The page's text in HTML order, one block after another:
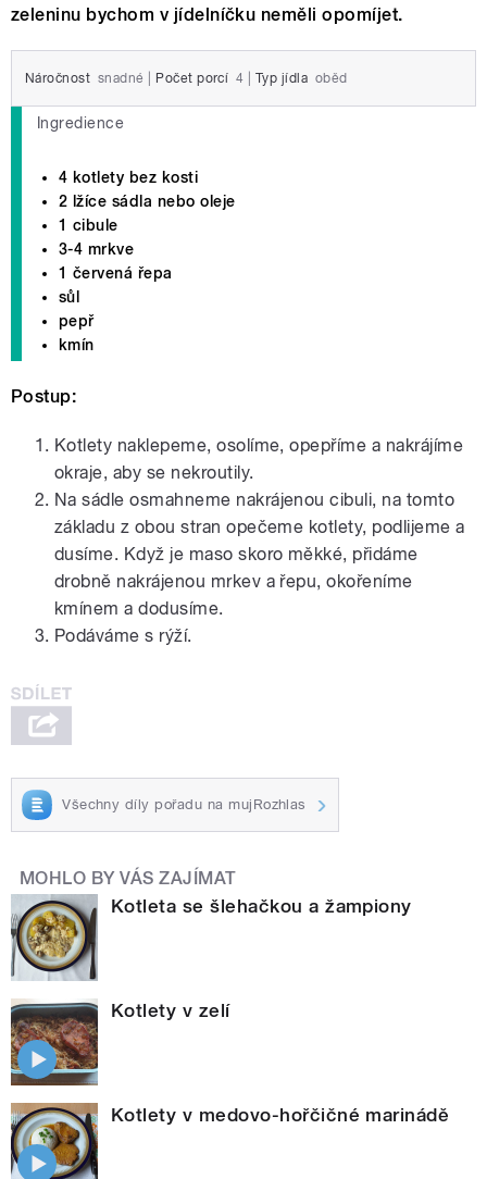
zeleninu bychom v jídelníčku neměli opomíjet.
Náročnost snadné Počet porcí 4 Typ jídla oběd
Ingredience
4 kotlety bez kosti
2 lžíce sádla nebo oleje
1 cibule
3-4 mrkve
1 červená řepa
sůl
pepř
kmín
Postup:
Kotlety naklepeme, osolíme, opepříme a nakrájíme
okraje, aby se nekroutily.
Na sádle osmahneme nakrájenou cibuli, na tomto
základu z obou stran opečeme kotlety, podlijeme a
dusíme. Když je maso skoro měkké, přidáme
drobně nakrájenou mrkev a řepu, okořeníme
kmínem a dodusíme.
Podáváme s rýží.
Všechny díly pořadu na mujRozhlas
MOHLO BY VÁS ZAJÍMAT
Kotleta se šlehačkou a žampiony
Kotlety v zelí
Kotlety v medovo-hořčičné marinádě